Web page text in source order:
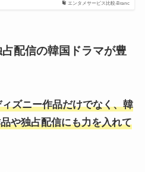
エンタメサービス比較-Branc
配信の韓国ドラマが豊
ズニー作品だけでなく、韓
や独占配信にも力を入れて